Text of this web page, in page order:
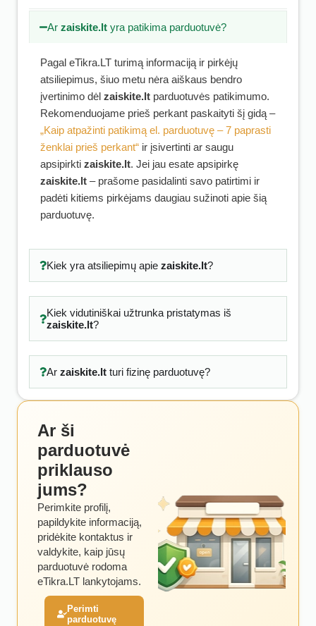
Arzaiskite.lt yra patikima parduotuvė?
Pagal eTikra.LT turimą informaciją ir pirkėjų
atsiliepimus, šiuo metu nėra aiškaus bendro
įvertinimo dėl zaiskite.lt parduotuvės patikimumo.
Rekomenduojame prieš perkant paskaityti šį gidą –
„Kaip atpažinti patikimą el. parduotuvę – 7 paprasti
ženklai prieš perkant“ ir įsivertinti ar saugu
apsipirkti zaiskite.lt. Jei jau esate apsipirkę
zaiskite.lt – prašome pasidalinti savo patirtimi ir
padėti kitiems pirkėjams daugiau sužinoti apie šią
parduotuvę.
Kiek yra atsiliepimų apie zaiskite.lt?
Kiek vidutiniškai užtrunka pristatymas iš
zaiskite.lt?
Ar zaiskite.ltturi fizinę parduotuvę?
Ar ši
parduotuvė
priklauso
jums?
Perimkite profilį,
papildykite informaciją,
pridėkite kontaktus ir
valdykite, kaip jūsų
parduotuvė rodoma
eTikra.LT lankytojams.
Perimti
parduotuvę